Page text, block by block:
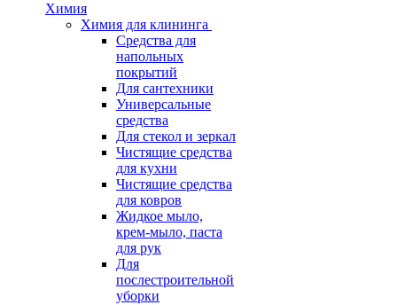
Химия
Химия для клининга
Средства для
напольных
покрытий
Для сантехники
Универсальные
средства
Для стекол и зеркал
Чистящие средства
для кухни
Чистящие средства
для ковров
Жидкое мыло,
крем-мыло, паста
для рук
Для
послестроительной
уборки